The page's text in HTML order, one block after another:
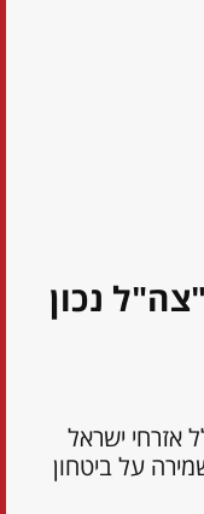
נכון
אזרחי ישראל
על ביטחון